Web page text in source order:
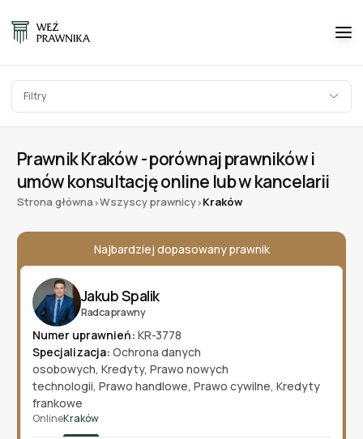
Filtry
Prawnik Kraków - porównaj prawników i
umów konsultację online lub w kancelarii
Strona główna>Wszyscy prawnicy>Kraków
Najbardziej dopasowany prawnik
Radca prawny
Jakub Spalik
Numer uprawnień: KR-3778
Specjalizacja: Ochrona danych
osobowych, Kredyty, Prawo nowych
technologii, Prawo handlowe, Prawo cywilne, Kredyty
frankowe
OnlineKraków